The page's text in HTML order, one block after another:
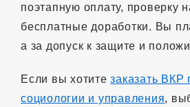
поэтапную оплату, проверку
бесплатные доработки. Вы
а за допуск к защите и
Если вы хотитезаказать ВКР
социологии и управления,